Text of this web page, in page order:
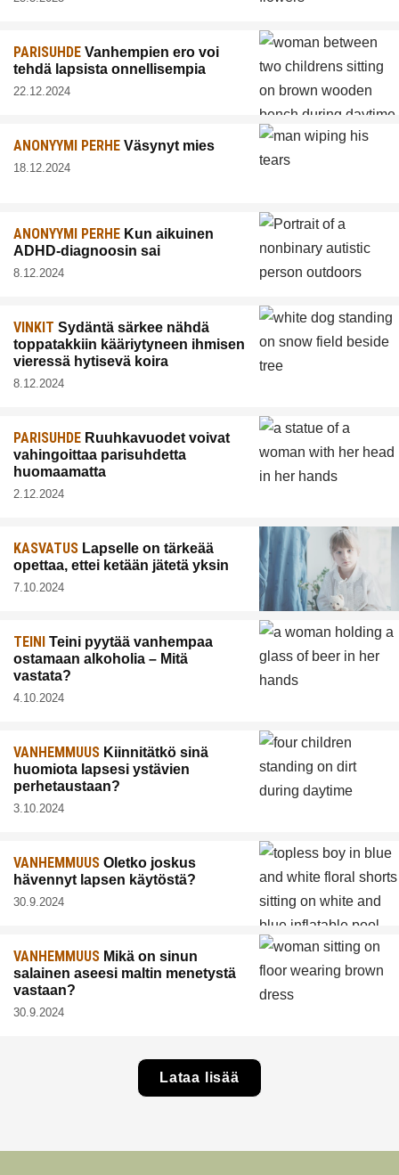
PARISUHDE Vanhempien ero voi
tehdä lapsista onnellisempia
22.12.2024
ANONYYMI PERHE Väsynyt mies
18.12.2024
ANONYYMI PERHE Kun aikuinen
ADHD-diagnoosin sai
8.12.2024
VINKIT Sydäntä särkee nähdä
toppatakkiin kääriytyneen ihmisen
vieressä hytisevä koira
8.12.2024
PARISUHDE Ruuhkavuodet voivat
vahingoittaa parisuhdetta
huomaamatta
2.12.2024
KASVATUS Lapselle on tärkeää
opettaa, ettei ketään jätetä yksin
7.10.2024
TEINI
Teini pyytää vanhempaa
ostamaan alkoholia – Mitä
vastata?
4.10.2024
VANHEMMUUS Kiinnitätkö sinä
huomiota lapsesi ystävien
perhetaustaan?
3.10.2024
VANHEMMUUS Oletko joskus
hävennyt lapsen käytöstä?
30.9.2024
VANHEMMUUS Mikä on sinun
salainen aseesi maltin menetystä
vastaan?
30.9.2024
Lataa lisää